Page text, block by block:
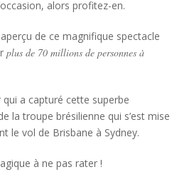
alors profitez-en.
de ce magnifique spectacle
plus de 70 millions de personnes à
qui a capturé cette superbe
la troupe brésilienne qui s’est mise
le vol de Brisbane à Sydney.
à ne pas rater !